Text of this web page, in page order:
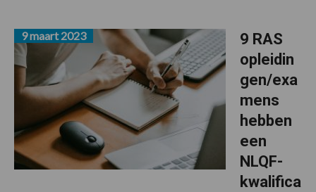
9 RAS
opleidin
gen/exa
mens
hebben
een
NLQF-
kwalifica
9 maart 2023